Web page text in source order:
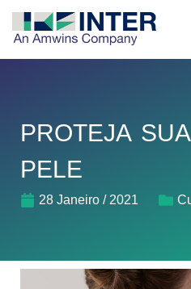
PROTEJA SUA
PELE
28 Janeiro / 2021